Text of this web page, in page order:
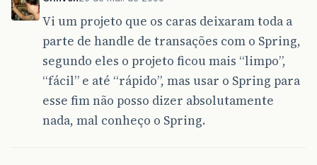
Vi um projeto que os caras deixaram toda a
parte de handle de transações com o Spring,
segundo eles o projeto ficou mais “limpo”,
“fácil” e até “rápido”, mas usar o Spring para
esse fim não posso dizer absolutamente
nada, mal conheço o Spring.